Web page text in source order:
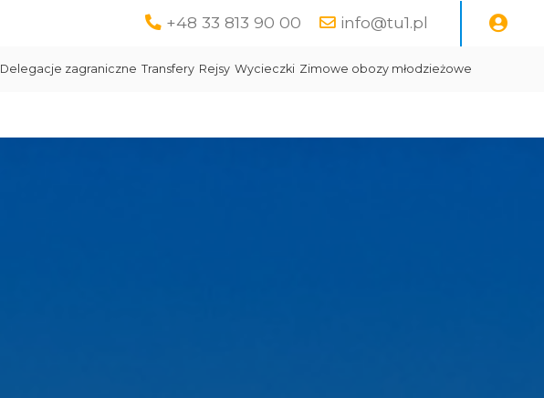
+48 33 813 90 00 info@tu1.pl
Delegacje zagraniczne Transfery Rejsy Wycieczki Zimowe obozy młodzieżowe